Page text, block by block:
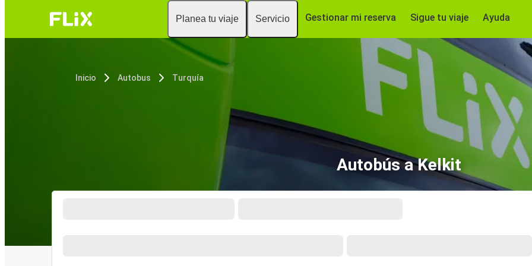
Planea tu viaje Servicio Gestionar mi reserva Sigue tu viaje Ayuda
Inicio Autobus Turquía
Autobús a Kelkit